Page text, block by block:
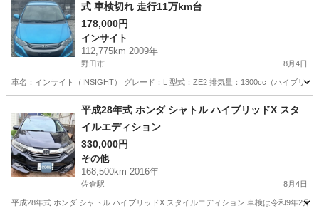
式 車検切れ 走行11万km台
178,000円
インサイト
112,775km 2009年
野田市 8月4日
車名：インサイト（INSIGHT） グレード：L 型式：ZE2 排気量：1300cc（ハイブリ
インサイト
平成28年式 ホンダ シャトル ハイブリッドX スタ
イルエディション
330,000円
その他
168,500km 2016年
佐倉駅 8月4日
平成28年式 ホンダ シャトル ハイブリッドX スタイルエディション 車検は令和9年2月